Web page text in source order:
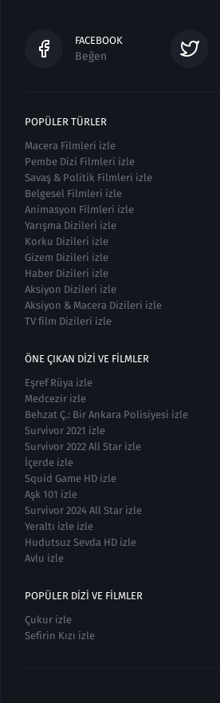
FACEBOOK
Beğen
POPÜLER TÜRLER
Macera Filmleri izle
Pembe Dizi Filmleri izle
Savaş & Politik Filmleri izle
Belgesel Filmleri izle
Animasyon Filmleri izle
Yarışma Dizileri izle
Korku Dizileri izle
Gizem Dizileri izle
Haber Dizileri izle
Aksiyon Dizileri izle
Aksiyon & Macera Dizileri izle
TV film Dizileri izle
ÖNE ÇIKAN DIZI VE FILMLER
Eşref Rüya izle
Medcezir izle
Behzat Ç.: Bir Ankara Polisiyesi izle
Survivor 2021 izle
Survivor 2022 All Star izle
İçerde izle
Squid Game HD izle
Aşk 101 izle
Survivor 2024 All Star izle
Yeraltı izle izle
Hudutsuz Sevda HD izle
Avlu izle
POPÜLER DIZI VE FILMLER
Çukur izle
Sefirin Kızı izle